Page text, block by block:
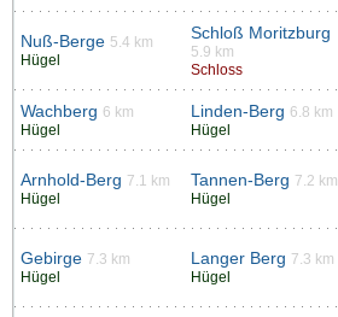
Nuß-Berge 5.4 km
Hügel
Schloß Moritzburg
5.9 km
Schloss
Wachberg 6 km
Hügel
Linden-Berg 6.8 km
Hügel
Arnhold-Berg 7.1 km
Hügel
Tannen-Berg 7.2 km
Hügel
Gebirge 7.3 km
Hügel
Langer Berg 7.3 km
Hügel